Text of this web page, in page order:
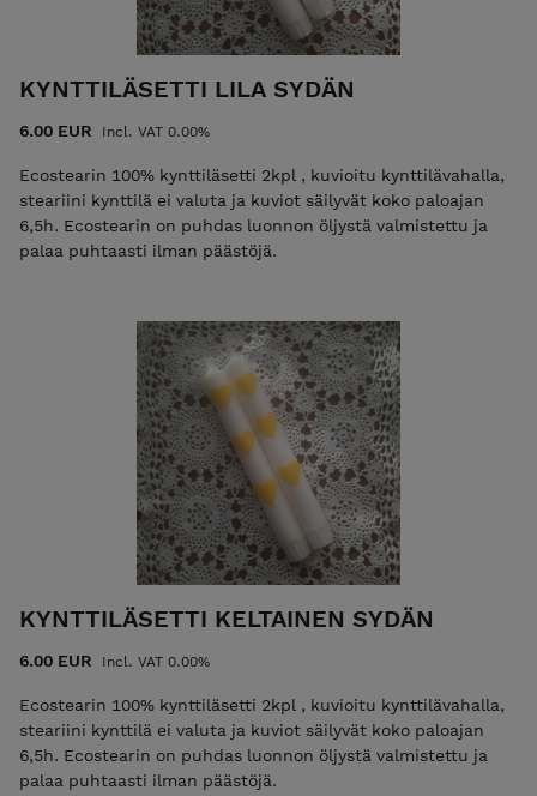
KYNTTILÄSETTI LILA SYDÄN
6.00 EUR Incl. VAT 0.00%
Ecostearin 100% kynttiläsetti 2kpl , kuvioitu kynttilävahalla,
steariini kynttilä ei valuta ja kuviot säilyvät koko paloajan
6,5h. Ecostearin on puhdas luonnon öljystä valmistettu ja
palaa puhtaasti ilman päästöjä.
KYNTTILÄSETTI KELTAINEN SYDÄN
6.00 EUR Incl. VAT 0.00%
Ecostearin 100% kynttiläsetti 2kpl , kuvioitu kynttilävahalla,
steariini kynttilä ei valuta ja kuviot säilyvät koko paloajan
6,5h. Ecostearin on puhdas luonnon öljystä valmistettu ja
palaa puhtaasti ilman päästöjä.